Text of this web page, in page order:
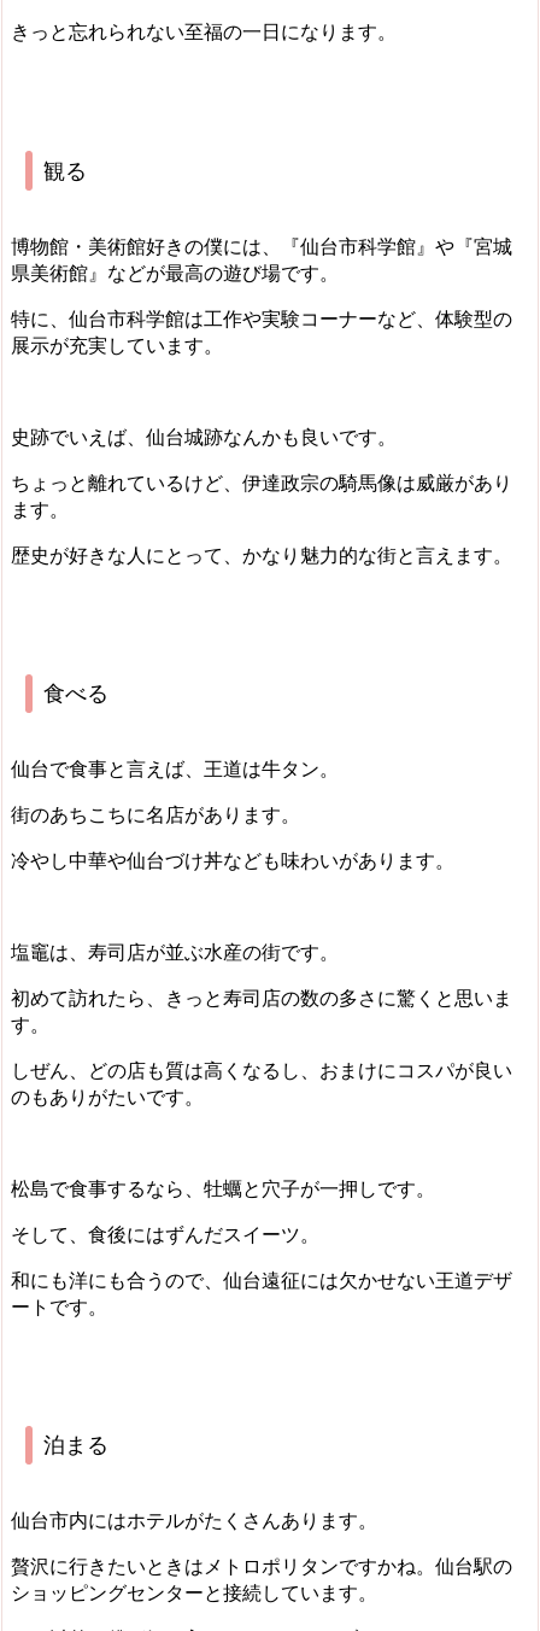
きっと忘れられない至福の一日になります。
観る
博物館・美術館好きの僕には、『仙台市科学館』や『宮城
県美術館』などが最高の遊び場です。
特に、仙台市科学館は工作や実験コーナーなど、体験型の
展示が充実しています。
史跡でいえば、仙台城跡なんかも良いです。
ちょっと離れているけど、伊達政宗の騎馬像は威厳があり
ます。
歴史が好きな人にとって、かなり魅力的な街と言えます。
食べる
仙台で食事と言えば、王道は牛タン。
街のあちこちに名店があります。
冷やし中華や仙台づけ丼なども味わいがあります。
塩竈は、寿司店が並ぶ水産の街です。
初めて訪れたら、きっと寿司店の数の多さに驚くと思いま
す。
しぜん、どの店も質は高くなるし、おまけにコスパが良い
のもありがたいです。
松島で食事するなら、牡蠣と穴子が一押しです。
そして、食後にはずんだスイーツ。
和にも洋にも合うので、仙台遠征には欠かせない王道デザ
ートです。
泊まる
仙台市内にはホテルがたくさんあります。
贅沢に行きたいときはメトロポリタンですかね。仙台駅の
ショッピングセンターと接続しています。